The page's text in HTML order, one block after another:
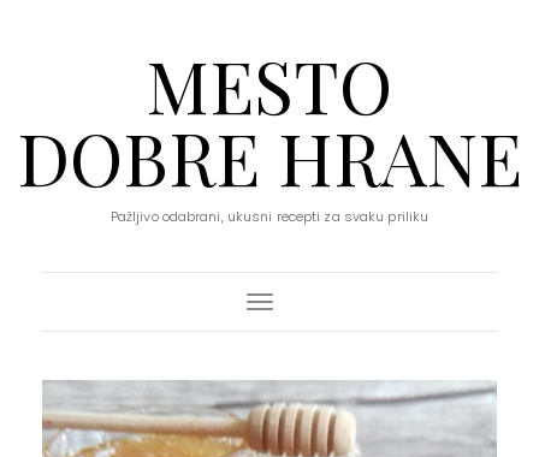
MESTO
DOBRE HRANE
Pažljivo odabrani, ukusni recepti za svaku priliku
Toggle Navigation